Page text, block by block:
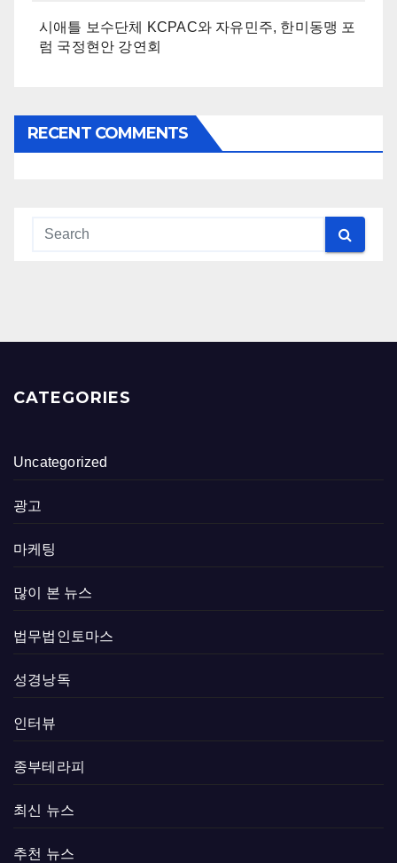
시애틀 보수단체 KCPAC와 자유민주, 한미동맹 포
럼 국정현안 강연회
RECENT COMMENTS
CATEGORIES
Uncategorized
광고
마케팅
많이 본 뉴스
법무법인토마스
성경낭독
인터뷰
종부테라피
최신 뉴스
추천 뉴스